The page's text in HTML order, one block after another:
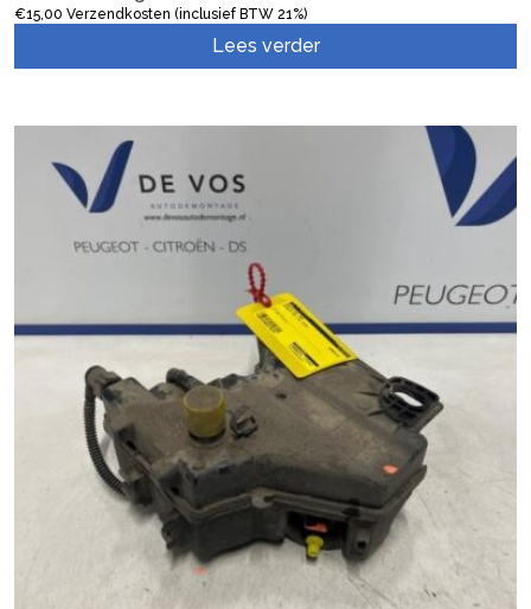
€15,00 Verzendkosten (inclusief BTW 21%)
Lees verder